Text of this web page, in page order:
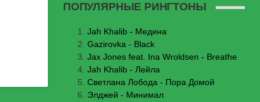
ПОПУЛЯРНЫЕ РИНГТОНЫ
Jаh Khаlib - Медина
Gazirovka - Black
Jax Jones feat. Ina Wroldsen - Breathe
Jah Khalib - Лейла
Светлана Лобода - Пора Домой
Элджей - Минимал